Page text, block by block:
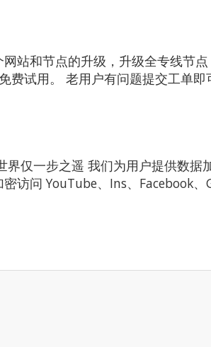
站和节点的升级，升级全专线节
试用。 老用户有问题提交工单即
仅一步之遥 我们为用户提供数
访问 YouTube、Ins、Facebook